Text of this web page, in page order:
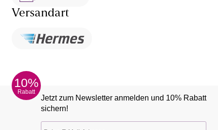
Versandart
10%
Rabatt
Jetzt zum Newsletter anmelden und 10% Rabatt
sichern!